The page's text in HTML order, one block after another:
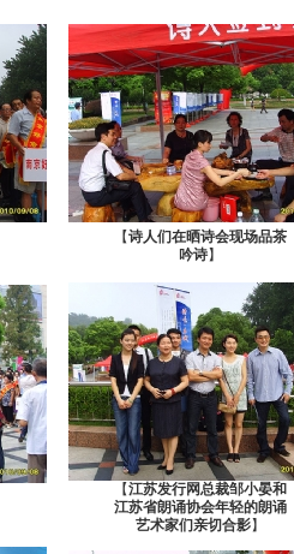
【诗人们在晒诗会现场品茶
吟诗】
【江苏发行网总裁邹小晏和
江苏省朗诵协会年轻的朗诵
艺术家们亲切合影】